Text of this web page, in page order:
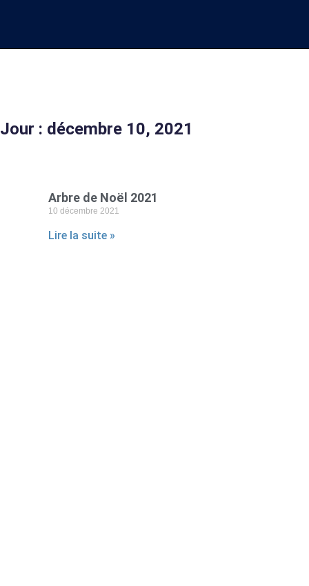
Jour : décembre 10, 2021
Arbre de Noël 2021
10 décembre 2021
Lire la suite »